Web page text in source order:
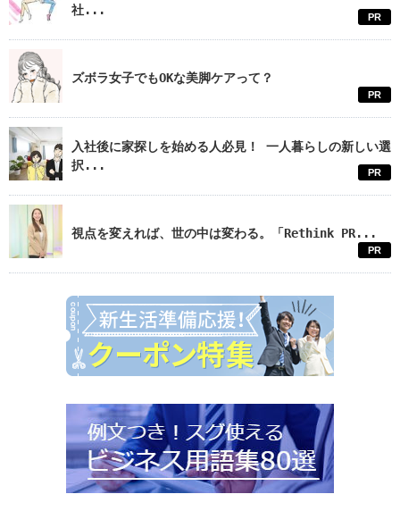
社...
PR
ズボラ女子でもOKな美脚ケアって？
PR
入社後に家探しを始める人必見！ 一人暮らしの新しい選
択...
PR
視点を変えれば、世の中は変わる。「Rethink PR...
PR